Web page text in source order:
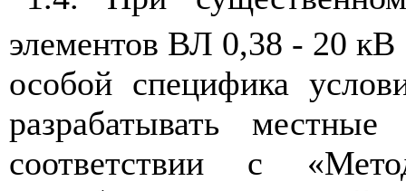
элементов ВЛ 0,38 - 20 кВ
особой специфика
разрабатывать местные
соответствии с